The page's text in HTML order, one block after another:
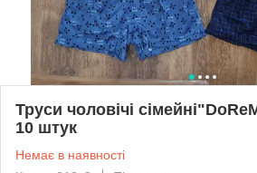
Труси чоловічі
10 штук
Немає в наявності